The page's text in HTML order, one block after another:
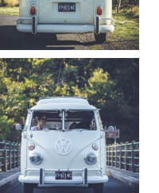
Sep 12
216
3
becombi
Août 10